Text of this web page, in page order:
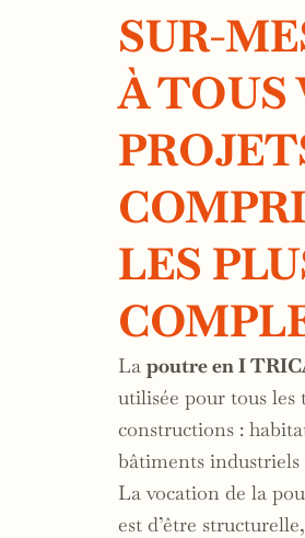
SUR-
À TOUS
LES
La poutre en I
utilisée pour tous les
constructions :
bâtiments
La vocation de la
est d’être